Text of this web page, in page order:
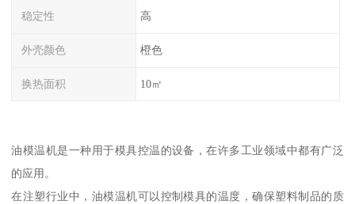
稳定性 高
外壳颜色 橙色
换热面积 10㎡
油模温机是一种用于模具控温的设备，在许多工业领域中都有广泛
的应用。
在注塑行业中，油模温机可以控制模具的温度，确保塑料制品的质